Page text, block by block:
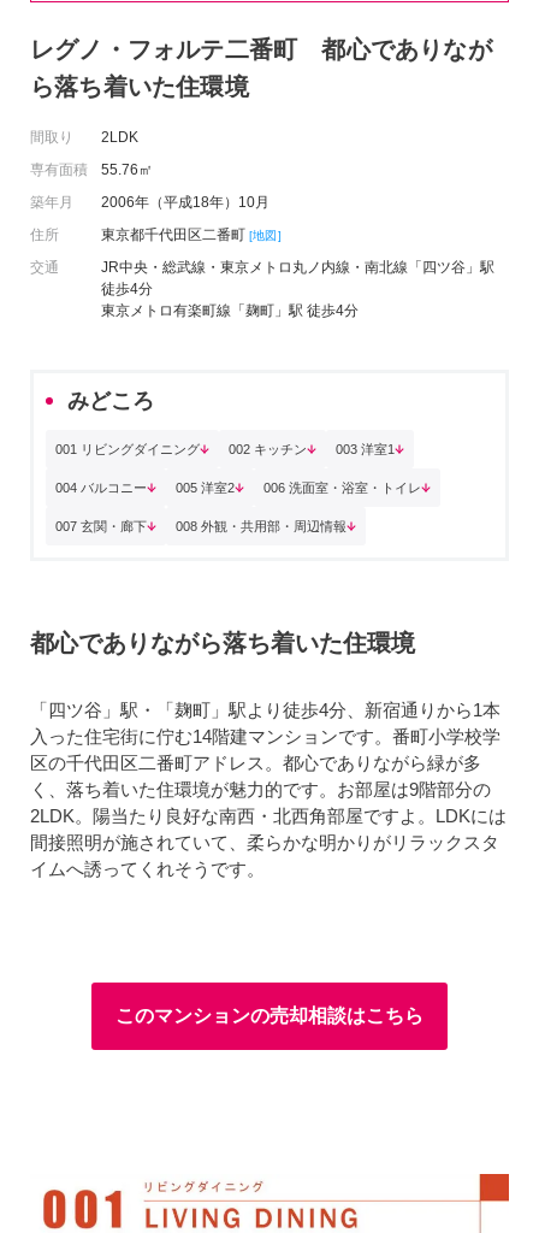
レグノ・フォルテ二番町 都心でありなが
ら落ち着いた住環境
間取り
2LDK
専有面積
55.76㎡
築年月
2006年（平成18年）10月
住所
東京都千代田区二番町 [地図]
交通
JR中央・総武線・東京メトロ丸ノ内線・南北線「四ツ谷」駅
徒歩4分
東京メトロ有楽町線「麹町」駅 徒歩4分
みどころ
001 リビングダイニング 002 キッチン 003 洋室1
004 バルコニー 005 洋室2 006 洗面室・浴室・トイレ
007 玄関・廊下 008 外観・共用部・周辺情報
都心でありながら落ち着いた住環境
「四ツ谷」駅・「麹町」駅より徒歩4分、新宿通りから1本
入った住宅街に佇む14階建マンションです。番町小学校学
区の千代田区二番町アドレス。都心でありながら緑が多
く、落ち着いた住環境が魅力的です。お部屋は9階部分の
2LDK。陽当たり良好な南西・北西角部屋ですよ。LDKには
間接照明が施されていて、柔らかな明かりがリラックスタ
イムへ誘ってくれそうです。
このマンションの売却相談はこちら